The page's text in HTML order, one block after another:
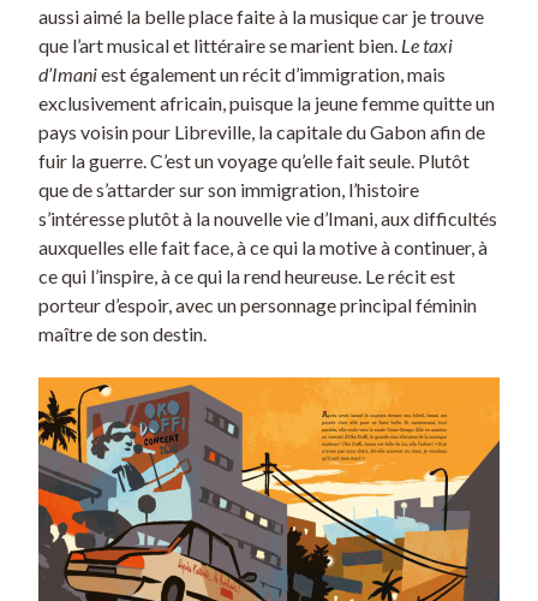
aussi aimé la belle place faite à la musique car je trouve
que l’art musical et littéraire se marient bien. Le taxi
d’Imaniest également un récit d’immigration, mais
exclusivement africain, puisque la jeune femme quitte un
pays voisin pour Libreville, la capitale du Gabon afin de
fuir la guerre. C’est un voyage qu’elle fait seule. Plutôt
que de s’attarder sur son immigration, l’histoire
s’intéresse plutôt à la nouvelle vie d’Imani, aux difficultés
auxquelles elle fait face, à ce qui la motive à continuer, à
ce qui l’inspire, à ce qui la rend heureuse. Le récit est
porteur d’espoir, avec un personnage principal féminin
maître de son destin.